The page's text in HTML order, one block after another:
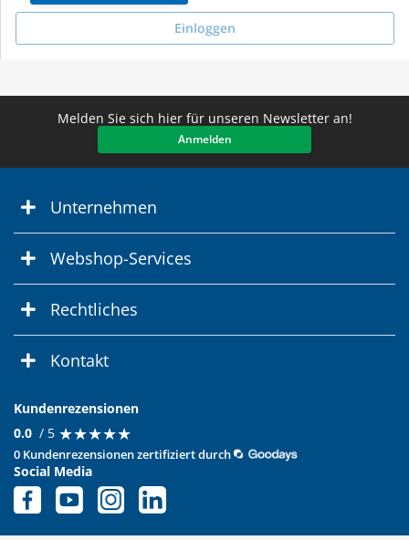
Einloggen
Melden Sie sich hier für unseren Newsletter an!
Anmelden
Unternehmen
Webshop-Services
Rechtliches
Kontakt
Kundenrezensionen
0.0 / 5 ★★★★★
★★★★★
0 Kundenrezensionen zertifiziert durch
Social Media